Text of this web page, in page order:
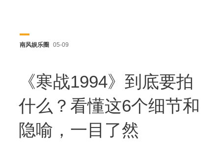
南风娱乐圈 05-09
《寒战1994》到底要拍
什么？看懂这6个细节和
隐喻，一目了然